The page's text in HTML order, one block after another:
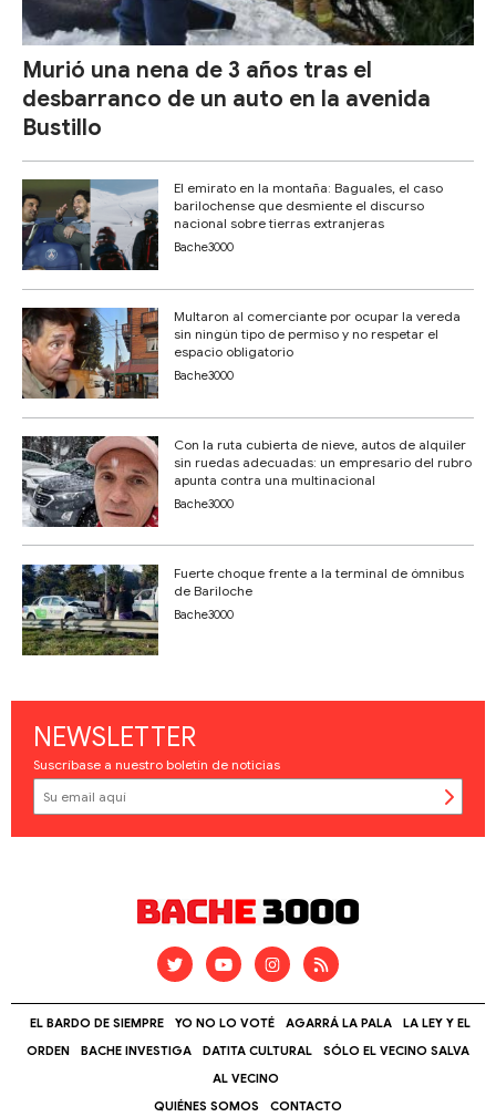
Murió una nena de 3 años tras el
desbarranco de un auto en la avenida
Bustillo
El emirato en la montaña: Baguales, el caso
barilochense que desmiente el discurso
nacional sobre tierras extranjeras
Bache3000
Multaron al comerciante por ocupar la vereda
sin ningún tipo de permiso y no respetar el
espacio obligatorio
Bache3000
Con la ruta cubierta de nieve, autos de alquiler
sin ruedas adecuadas: un empresario del rubro
apunta contra una multinacional
Bache3000
Fuerte choque frente a la terminal de ómnibus
de Bariloche
Bache3000
NEWSLETTER
Suscríbase a nuestro boletín de noticias
EL BARDO DE SIEMPRE YO NO LO VOTÉ AGARRÁ LA PALA
LA LEY Y EL
ORDEN
BACHE INVESTIGA DATITA CULTURAL
SÓLO EL VECINO SALVA
AL VECINO
QUIÉNES SOMOS
CONTACTO